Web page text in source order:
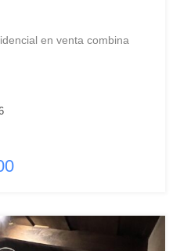
en venta combina